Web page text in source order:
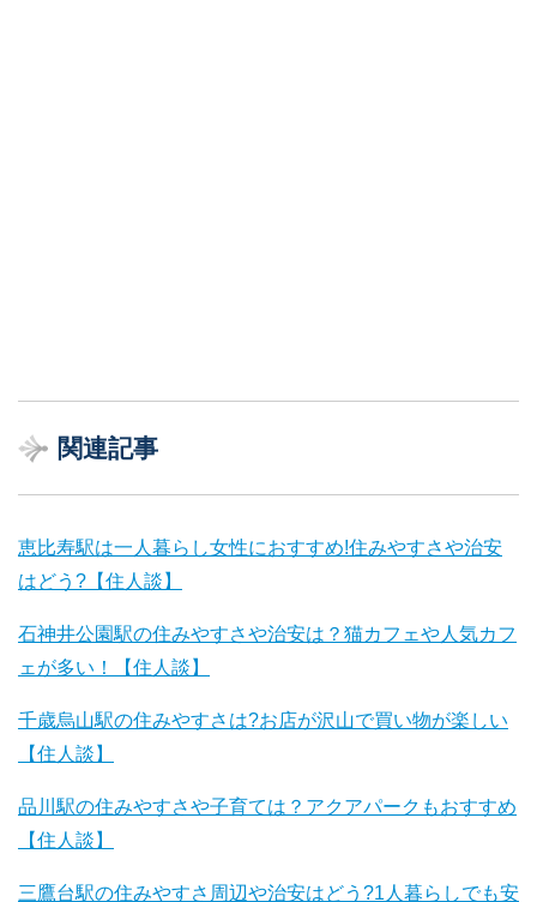
関連記事
恵比寿駅は一人暮らし女性におすすめ!住みやすさや治安
はどう?【住人談】
石神井公園駅の住みやすさや治安は？猫カフェや人気カフ
ェが多い！【住人談】
千歳烏山駅の住みやすさは?お店が沢山で買い物が楽しい
【住人談】
品川駅の住みやすさや子育ては？アクアパークもおすすめ
【住人談】
三鷹台駅の住みやすさ周辺や治安はどう?1人暮らしでも安